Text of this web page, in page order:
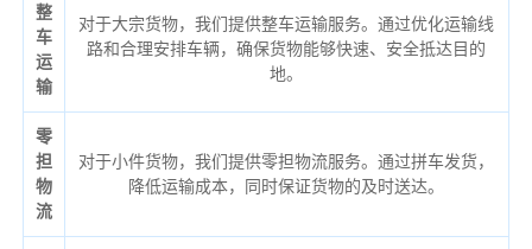
整
车
运
输
对于大宗货物，我们提供整车运输服务。通过优化运输线
路和合理安排车辆，确保货物能够快速、安全抵达目的
地。
零
担
物
流
对于小件货物，我们提供零担物流服务。通过拼车发货，
降低运输成本，同时保证货物的及时送达。